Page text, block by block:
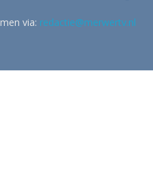
via: redactie@merwertv.nl